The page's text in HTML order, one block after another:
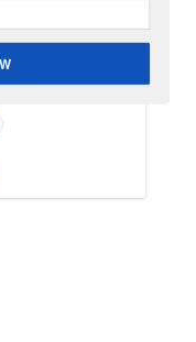
mercredi
de son
Perrin, 22 ans,
que devant la